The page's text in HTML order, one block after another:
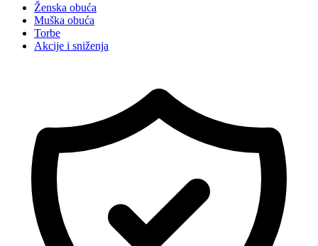
Ženska obuća
Muška obuća
Torbe
Akcije i sniženja